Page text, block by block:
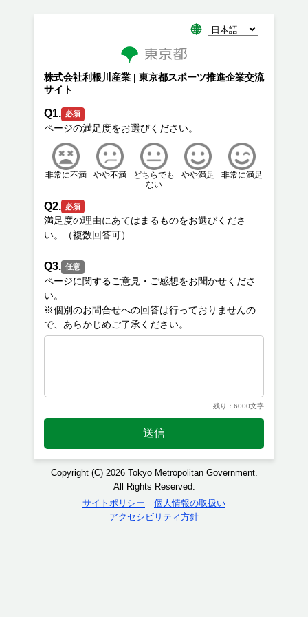
株式会社利根川産業 | 東京都スポーツ推進企業交流
サイト
Q1. 必須
非常に不満 やや不満
どちらでも
ない
やや満足 非常に満足
Q2. 必須
満足度の理由にあてはまるものをお選びくださ
Q3. 任意
ページに関するご意見・ご感想をお聞かせくださ
い。
※個別のお問合せへの回答は行っておりませんの
残り：6000文字
送信
Copyright (C) 2026 Tokyo Metropolitan Government.
All Rights Reserved.
サイトポリシー
個人情報の取扱い
アクセシビリティ方針